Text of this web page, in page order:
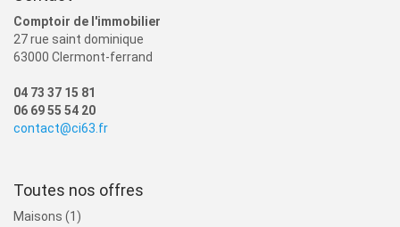
Comptoir de l'immobilier
27 rue saint dominique
63000 Clermont-ferrand
04 73 37 15 81
06 69 55 54 20
contact@ci63.fr
Toutes nos offres
Maisons (1)